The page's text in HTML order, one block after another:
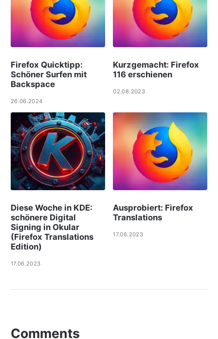
Firefox Quicktipp:
Schöner Surfen mit
Backspace
26.06.2024
Kurzgemacht: Firefox
116 erschienen
02.08.2023
Diese Woche in KDE:
schönere Digital
Signing in Okular
(Firefox Translations
Edition)
17.06.2023
Ausprobiert: Firefox
Translations
17.06.2023
Comments